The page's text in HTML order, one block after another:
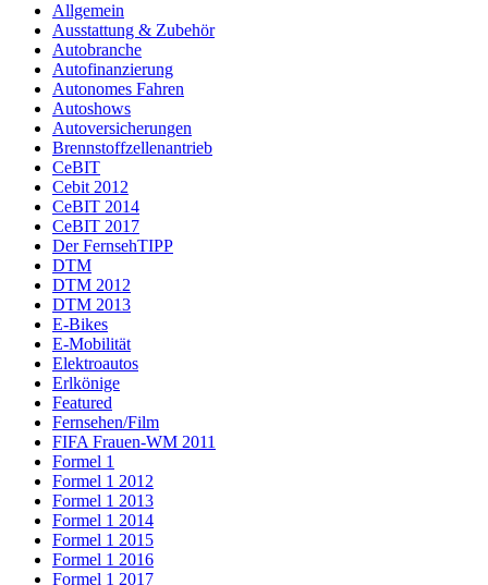
Allgemein
Ausstattung & Zubehör
Autobranche
Autofinanzierung
Autonomes Fahren
Autoshows
Autoversicherungen
Brennstoffzellenantrieb
CeBIT
Cebit 2012
CeBIT 2014
CeBIT 2017
Der FernsehTIPP
DTM
DTM 2012
DTM 2013
E-Bikes
E-Mobilität
Elektroautos
Erlkönige
Featured
Fernsehen/Film
FIFA Frauen-WM 2011
Formel 1
Formel 1 2012
Formel 1 2013
Formel 1 2014
Formel 1 2015
Formel 1 2016
Formel 1 2017